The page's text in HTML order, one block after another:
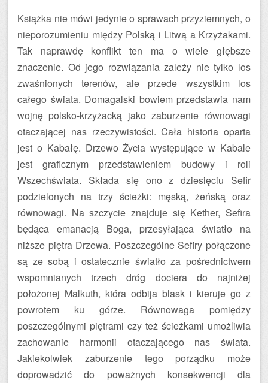
Książka nie mówi jedynie o sprawach przyziemnych, o
nieporozumieniu między Polską i Litwą a Krzyżakami.
Tak naprawdę konflikt ten ma o wiele głębsze
znaczenie. Od jego rozwiązania zależy nie tylko los
zwaśnionych terenów, ale przede wszystkim los
całego świata. Domagalski bowiem przedstawia nam
wojnę polsko-krzyżacką jako zaburzenie równowagi
otaczającej nas rzeczywistości. Cała historia oparta
jest o Kabałę. Drzewo Życia występujące w Kabale
jest graficznym przedstawieniem budowy i roli
Wszechświata. Składa się ono z dziesięciu Sefir
podzielonych na trzy ścieżki: męską, żeńską oraz
równowagi. Na szczycie znajduje się Kether, Sefira
będąca emanacją Boga, przesyłająca światło na
niższe piętra Drzewa. Poszczególne Sefiry połączone
są ze sobą i ostatecznie światło za pośrednictwem
wspomnianych trzech dróg dociera do najniżej
położonej Malkuth, która odbija blask i kieruje go z
powrotem ku górze. Równowaga pomiędzy
poszczególnymi piętrami czy też ścieżkami umożliwia
zachowanie harmonii otaczającego nas świata.
Jakiekolwiek zaburzenie tego porządku może
doprowadzić do poważnych konsekwencji dla